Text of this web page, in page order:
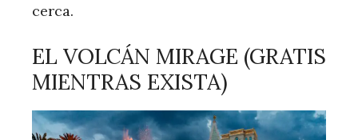
cerca.
EL VOLCÁN MIRAGE (GRATIS
MIENTRAS EXISTA)